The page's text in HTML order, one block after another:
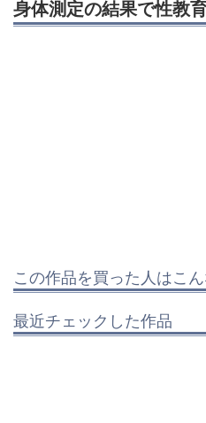
身体測定の結果で性教
この作品を買った人はこ
最近チェックした作品